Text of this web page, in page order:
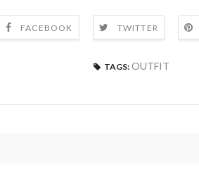
FACEBOOK TWITTER
TAGS: OUTFIT